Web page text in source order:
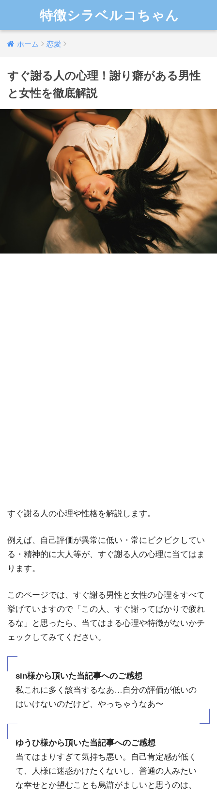
特徴シラベルコちゃん
ホーム 恋愛
すぐ謝る人の心理！謝り癖がある男性
と女性を徹底解説
すぐ謝る人の心理や性格を解説します。
例えば、自己評価が異常に低い・常にビクビクしてい
る・精神的に大人等が、すぐ謝る人の心理に当てはま
ります。
このページでは、すぐ謝る男性と女性の心理をすべて
挙げていますので「この人、すぐ謝ってばかりで疲れ
るな」と思ったら、当てはまる心理や特徴がないかチ
ェックしてみてください。
sin様から頂いた当記事へのご感想
私これに多く該当するなあ…自分の評価が低いの
はいけないのだけど、やっちゃうなあ〜
ゆうひ様から頂いた当記事へのご感想
当てはまりすぎて気持ち悪い。自己肯定感が低く
て、人様に迷惑かけたくないし、普通の人みたい
な幸せとか望むことも烏滸がましいと思うのは、